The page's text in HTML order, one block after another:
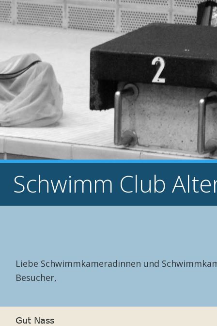
Schwimm Club
Liebe Schwimmkameradinnen und
Besucher,
Gut Nass